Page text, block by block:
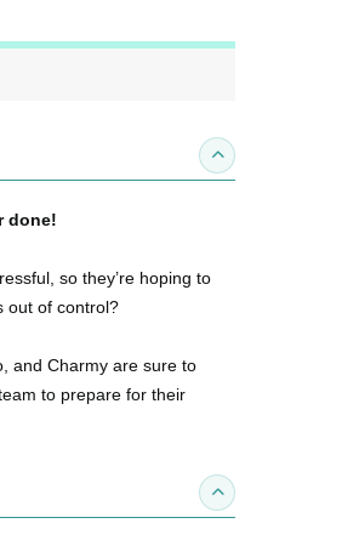
收合內容簡介
done!
so they’re hoping to
out of control?
and Charmy are sure to
to prepare for their
收合得獎紀錄